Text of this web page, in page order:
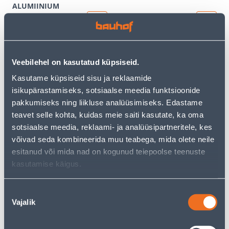
Veebilehel on kasutatud küpsiseid.
Kasutame küpsiseid sisu ja reklaamide
isikupärastamiseks, sotsiaalse meedia funktsioonide
pakkumiseks ning liikluse analüüsimiseks. Edastame
teavet selle kohta, kuidas meie saiti kasutate, ka oma
sotsiaalse meedia, reklaami- ja analüüsipartneritele, kes
võivad seda kombineerida muu teabega, mida olete neile
esitanud või mida nad on kogunud teiepoolse teenuste
kasutamise käigus.
valik
Vajalik
ALUMIINIUM
7.00 €
RAAM 1-NE SCHNEIDER-
ELECTRIC SEDNA
ELEMENTS VENGE
5.00 € /tk
RAAM 2-NE SCHNEIDER-
ELECTRIC SEDNA
ELEMENTS VENGE